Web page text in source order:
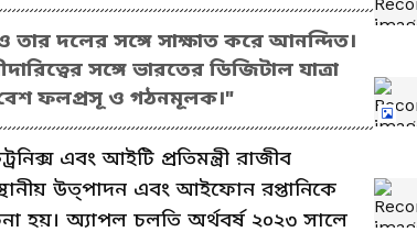
তার দলের সঙ্গে সাক্ষাত করে আনন্দিত।
সঙ্গে ভারতের ডিজিটাল যাত্রা
বেশ ফলপ্রসূ ও গঠনমূলক।"
এবং আইটি প্রতিমন্ত্রী রাজীব
উত্পাদন এবং আইফোন রপ্তানিকে
হয়। অ্যাপল চলতি অর্থবর্ষ ২০২৩ সালে